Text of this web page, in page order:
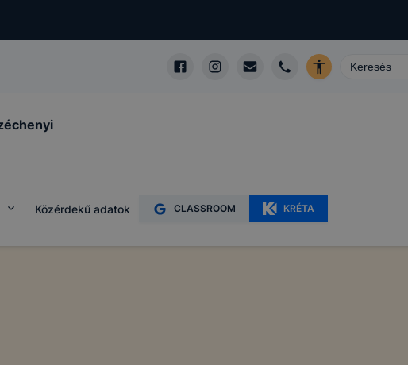
Közérdekű adatok CLASSROOM KRÉTA